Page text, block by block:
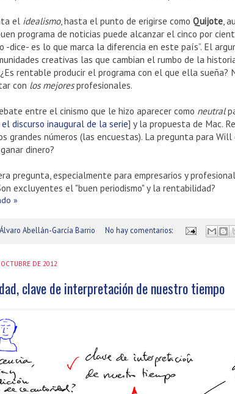
el idealismo, hasta el punto de erigirse como Quijote,
programa de noticias puede alcanzar el cinco por
-dice- es lo que marca la diferencia en este país”. El
creativas las que cambian el rumbo de la
rentable producir el programa con el que ella sueña?
con los mejoresprofesionales.
entre el cinismo que le hizo aparecer como neutral
discurso inaugural de la serie] y la propuesta de Mac.
grandes números (las encuestas). La pregunta para Will
dinero?
pregunta, especialmente para empresarios y
excluyentes el "buen periodismo" y la rentabilidad?
»
Álvaro Abellán-García Barrio No hay comentarios:
DE 2012
clave de interpretación de nuestro tiempo